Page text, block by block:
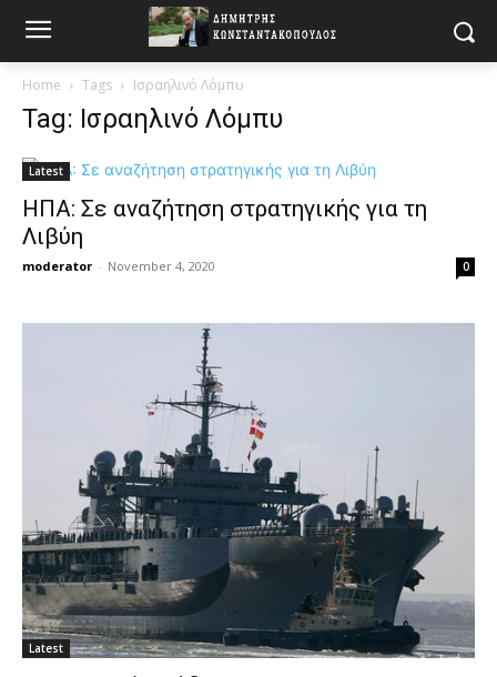
Home Tags Ισραηλινό Λόμπυ
Tag: Ισραηλινό Λόμπυ
Latest
ΗΠΑ: Σε αναζήτηση στρατηγικής για τη
Λιβύη
moderator - November 4, 2020 0
Latest